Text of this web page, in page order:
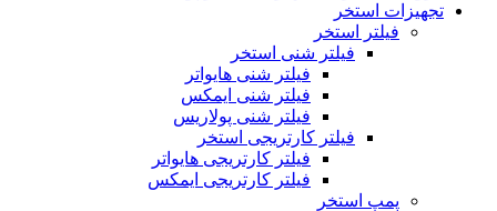
تجهیزات استخر
فیلتر استخر
فیلتر شنی استخر
فیلتر شنی هایواتر
فیلتر شنی ایمکس
فیلتر شنی پولاریس
فیلتر کارتریجی استخر
فیلتر کارتریجی هایواتر
فیلتر کارتریجی ایمکس
پمپ استخر